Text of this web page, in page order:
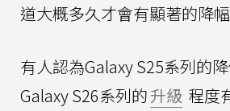
道大概多久才會有顯著的降幅
有人認為Galaxy S25系列的
Galaxy S26系列的升級 程度